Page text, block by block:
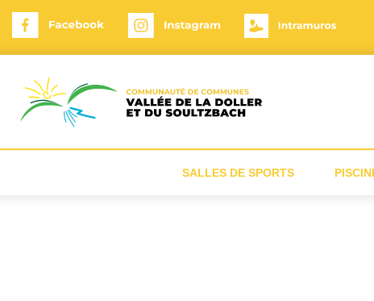
SALLES DE SPORTS
Panneau de gestion des cookies